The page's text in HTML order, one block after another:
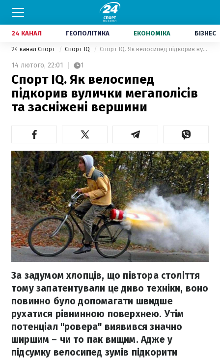
24 КАНАЛ ГЕОПОЛІТИКА ЕКОНОМІКА БІЗНЕС
24 канал Спорт Спорт IQ Спорт IQ. Як велосипед підкорив вулички мегаполісів та засніжені вершини
14 лютого, 22:01 1
Спорт IQ. Як велосипед
підкорив вулички мегаполісів
та засніжені вершини
За задумом хлопців, що півтора століття
тому запатентували це диво техніки, воно
повинно було допомагати швидше
рухатися рівнинною поверхнею. Утім
потенціал "ровера" виявився значно
ширшим – чи то пак вищим. Адже у
підсумку велосипед зумів підкорити